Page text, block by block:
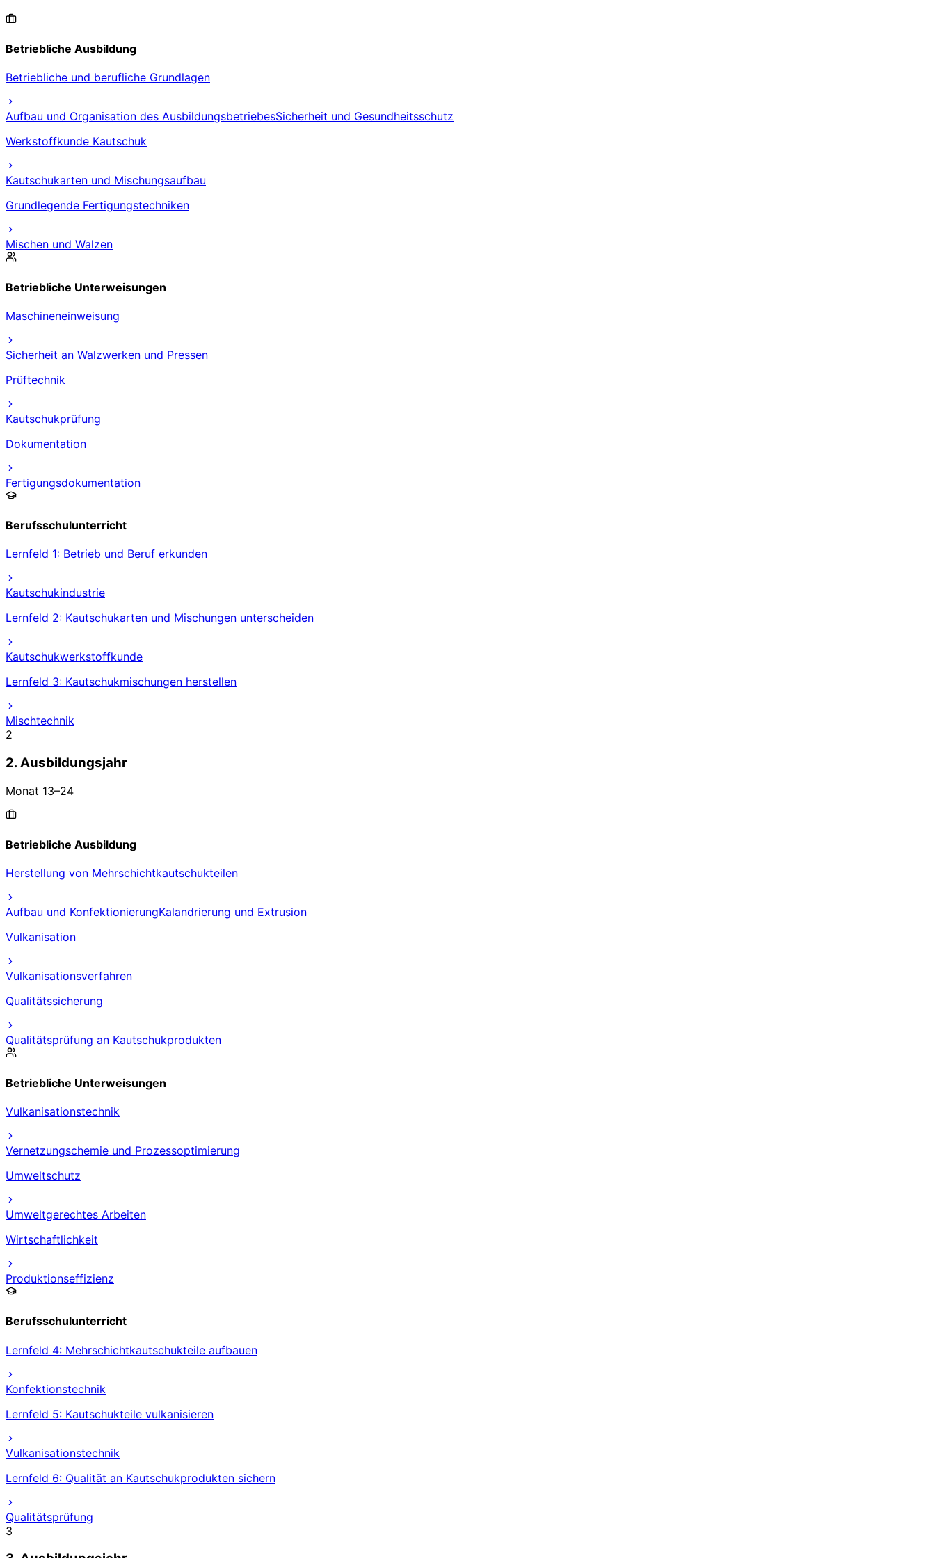
Betriebliche Ausbildung
Betriebliche und berufliche Grundlagen
Aufbau und Organisation des AusbildungsbetriebesSicherheit und Gesundheitsschutz
Werkstoffkunde Kautschuk
Kautschukarten und Mischungsaufbau
Grundlegende Fertigungstechniken
Mischen und Walzen
Betriebliche Unterweisungen
Maschineneinweisung
Sicherheit an Walzwerken und Pressen
Prüftechnik
Kautschukprüfung
Dokumentation
Fertigungsdokumentation
Berufsschulunterricht
Lernfeld 1: Betrieb und Beruf erkunden
Kautschukindustrie
Lernfeld 2: Kautschukarten und Mischungen unterscheiden
Kautschukwerkstoffkunde
Lernfeld 3: Kautschukmischungen herstellen
Mischtechnik
2
2. Ausbildungsjahr
Monat 13–24
Betriebliche Ausbildung
Herstellung von Mehrschichtkautschukteilen
Aufbau und KonfektionierungKalandrierung und Extrusion
Vulkanisation
Vulkanisationsverfahren
Qualitätssicherung
Qualitätsprüfung an Kautschukprodukten
Betriebliche Unterweisungen
Vulkanisationstechnik
Vernetzungschemie und Prozessoptimierung
Umweltschutz
Umweltgerechtes Arbeiten
Wirtschaftlichkeit
Produktionseffizienz
Berufsschulunterricht
Lernfeld 4: Mehrschichtkautschukteile aufbauen
Konfektionstechnik
Lernfeld 5: Kautschukteile vulkanisieren
Vulkanisationstechnik
Lernfeld 6: Qualität an Kautschukprodukten sichern
Qualitätsprüfung
3